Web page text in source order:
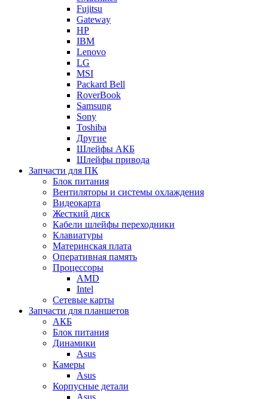
Fujitsu
Gateway
HP
IBM
Lenovo
LG
MSI
Packard Bell
RoverBook
Samsung
Sony
Toshiba
Другие
Шлейфы АКБ
Шлейфы привода
Запчасти для ПК
Блок питания
Вентиляторы и системы охлаждения
Видеокарта
Жесткий диск
Кабели шлейфы переходники
Клавиатуры
Материнская плата
Оперативная память
Процессоры
AMD
Intel
Сетевые карты
Запчасти для планшетов
АКБ
Блок питания
Динамики
Asus
Камеры
Asus
Корпусные детали
Asus